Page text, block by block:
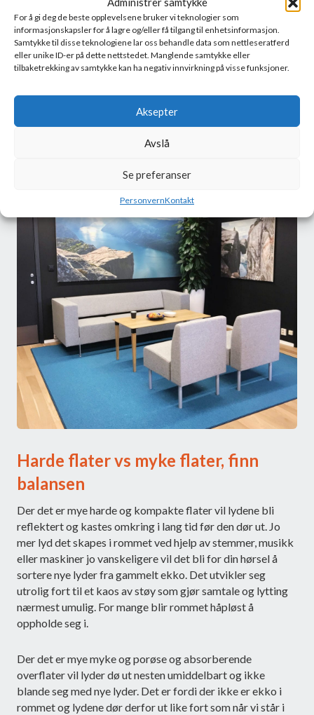
For å gi deg de beste opplevelsene bruker vi teknologier som
informasjonskapsler for å lagre og/eller få tilgang til enhetsinformasjon.
Samtykke til disse teknologiene lar oss behandle data som nettleseratferd
eller unike ID-er på dette nettstedet. Manglende samtykke eller
tilbaketrekking av samtykke kan ha negativ innvirkning på visse funksjoner.
Aksepter
Avslå
Se preferanser
PersonvernKontakt
nødvendig for å oppnå et ønsket resultat. Dette er
vitenskap og nokså omstendelig.
En enklere tilnærming er nok mer praktisk i de fleste
åpenbart at lyden er plagsom. Set opp platene så nær
støykildene som mulig. Og sett opp plater der det er mye
harde reflekterende overflater.
Harde flater vs myke flater, finn
balansen
Der det er mye harde og kompakte flater vil lydene bli
reflektert og kastes omkring i lang tid før den dør ut. Jo
mer lyd det skapes i rommet ved hjelp av stemmer, musikk
eller maskiner jo vanskeligere vil det bli for din hørsel å
sortere nye lyder fra gammelt ekko. Det utvikler seg
utrolig fort til et kaos av støy som gjør samtale og lytting
nærmest umulig. For mange blir rommet håpløst å
oppholde seg i.
Der det er mye myke og porøse og absorberende
overflater vil lyder dø ut nesten umiddelbart og ikke
blande seg med nye lyder. Det er fordi der ikke er ekko i
rommet og lydene dør derfor ut like fort som når vi står i